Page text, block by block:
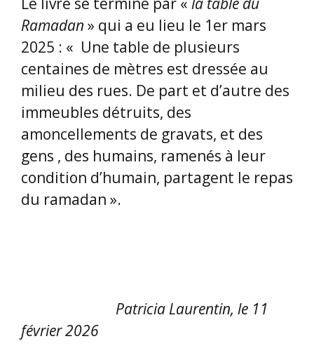
Ramadan » qui a eu lieu le 1er mars
2025 : « Une table de plusieurs
centaines de mètres est dressée au
milieu des rues. De part et d’autre des
immeubles détruits, des
amoncellements de gravats, et des
gens , des humains, ramenés à leur
condition d’humain, partagent le repas
du ramadan ».
Patricia Laurentin, le 11
février 2026